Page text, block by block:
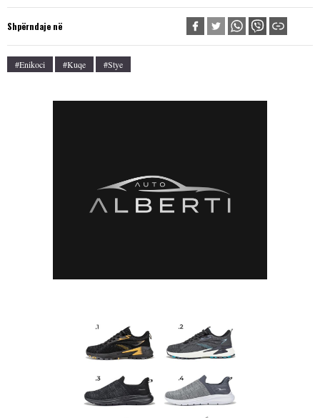
Shpërndaje në
#enikoci #kuqe #stye